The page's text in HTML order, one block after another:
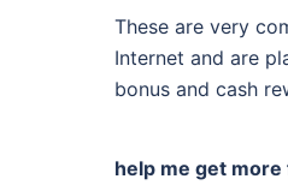
These are very
Internet and are
bonus and cash
help me get